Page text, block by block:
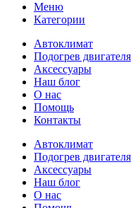
Меню
Категории
Автоклимат
Подогрев двигателя
Аксессуары
Наш блог
О нас
Помощь
Контакты
Автоклимат
Подогрев двигателя
Аксессуары
Наш блог
О нас